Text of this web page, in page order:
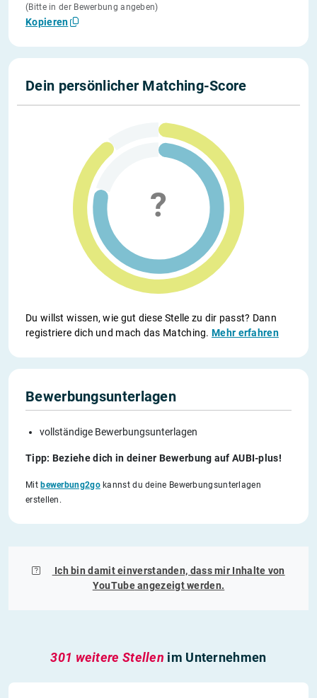
(Bitte in der Bewerbung angeben)
Kopieren
Dein persönlicher Matching-Score
Du willst wissen, wie gut diese Stelle zu dir passt? Dann
registriere dich und mach das Matching.Mehr erfahren
Bewerbungsunterlagen
vollständige Bewerbungsunterlagen
Tipp: Beziehe dich in deiner Bewerbung auf AUBI-plus!
Mit bewerbung2gokannst du deine Bewerbungsunterlagen
erstellen.
Ich bin damit einverstanden, dass mir Inhalte von
YouTubeangezeigt werden.
301 weitere Stellen im Unternehmen